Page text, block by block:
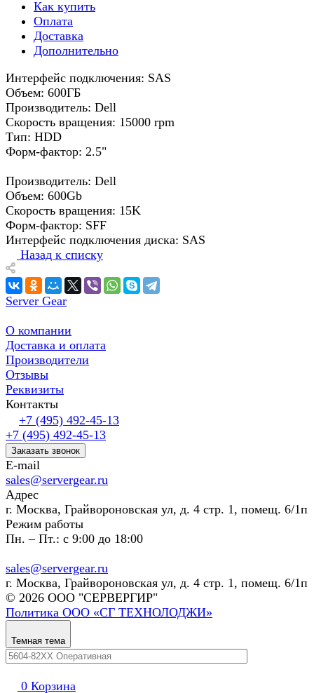
Как купить
Оплата
Доставка
Дополнительно
Интерфейс подключения: SAS
Объем: 600ГБ
Производитель: Dell
Скорость вращения: 15000 rpm
Тип: HDD
Форм-фактор: 2.5"
Производитель: Dell
Объем: 600Gb
Скорость вращения: 15K
Форм-фактор: SFF
Интерфейс подключения диска: SAS
Назад к списку
Server Gear
О компании
Доставка и оплата
Производители
Отзывы
Реквизиты
Контакты
+7 (495) 492-45-13
+7 (495) 492-45-13
Заказать звонок
E-mail
sales@servergear.ru
Адрес
г. Москва, Грайвороновская ул, д. 4 стр. 1, помещ. 6/1п
Режим работы
Пн. – Пт.: с 9:00 до 18:00
sales@servergear.ru
г. Москва, Грайвороновская ул, д. 4 стр. 1, помещ. 6/1п
© 2026 ООО "СЕРВЕРГИР"
Политика ООО «СГ ТЕХНОЛОДЖИ»
Темная тема
0 Корзина